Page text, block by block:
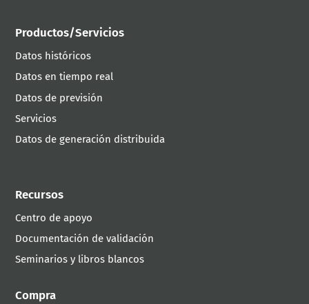
Productos/Servicios
Datos históricos
Datos en tiempo real
Datos de previsión
Servicios
Datos de generación distribuida
Recursos
Centro de apoyo
Documentación de validación
Seminarios y libros blancos
Compra